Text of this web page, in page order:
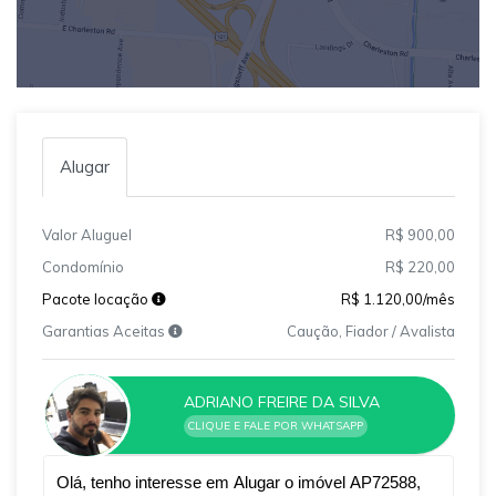
Alugar
Valor Aluguel
R$ 900,00
Condomínio
R$ 220,00
Pacote locação
R$ 1.120,00/mês
Garantias Aceitas
Caução, Fiador / Avalista
ADRIANO FREIRE DA SILVA
CLIQUE E FALE POR WHATSAPP